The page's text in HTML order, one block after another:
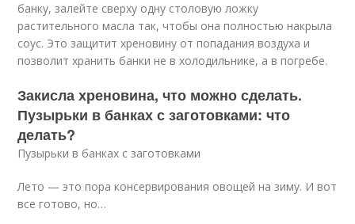
банку, залейте сверху одну столовую ложку
растительного масла так, чтобы она полностью накрыла
соус. Это защитит хреновину от попадания воздуха и
позволит хранить банки не в холодильнике, а в погребе.
Закисла хреновина, что можно сделать.
Пузырьки в банках с заготовками: что
делать?
Пузырьки в банках с заготовками
Лето — это пора консервирования овощей на зиму. И вот
все готово, но…